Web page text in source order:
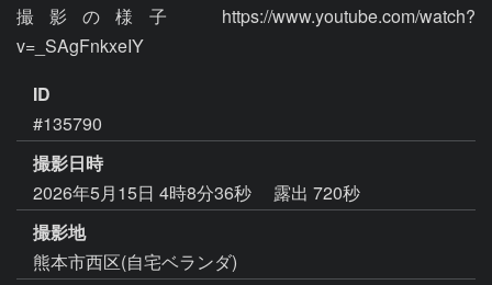
撮影の様子  https://www.youtube.com/watch?
v=_SAgFnkxeIY
ID
#135790
撮影日時
2026年5月15日 4時8分36秒
露出 720秒
撮影地
熊本市西区(自宅ベランダ)